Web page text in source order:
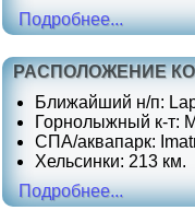
Подробнее...
РАСПОЛОЖЕНИЕ
Ближайший н/п:
Горнолыжный к-т:
СПА/аквапарк:
Хельсинки: 213 км.
Подробнее...